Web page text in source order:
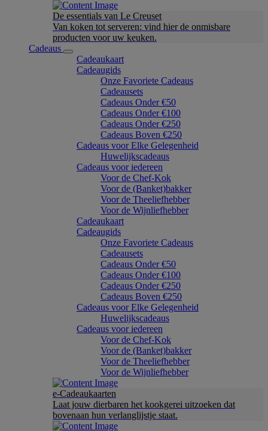
De essentials van Le Creuset
Van koken tot serveren: vind hier de onmisbare
producten voor uw keuken.
Cadeaus
Cadeaukaart
Cadeaugids
Onze Favoriete Cadeaus
Cadeausets
Cadeaus Onder €50
Cadeaus Onder €100
Cadeaus Onder €250
Cadeaus Boven €250
Cadeaus voor Elke Gelegenheid
Huwelijkscadeaus
Cadeaus voor iedereen
Voor de Chef-Kok
Voor de (Banket)bakker
Voor de Theeliefhebber
Voor de Wijnliefhebber
Cadeaukaart
Cadeaugids
Onze Favoriete Cadeaus
Cadeausets
Cadeaus Onder €50
Cadeaus Onder €100
Cadeaus Onder €250
Cadeaus Boven €250
Cadeaus voor Elke Gelegenheid
Huwelijkscadeaus
Cadeaus voor iedereen
Voor de Chef-Kok
Voor de (Banket)bakker
Voor de Theeliefhebber
Voor de Wijnliefhebber
e-Cadeaukaarten
Laat jouw dierbaren het kookgerei uitzoeken dat
bovenaan hun verlanglijstje staat.